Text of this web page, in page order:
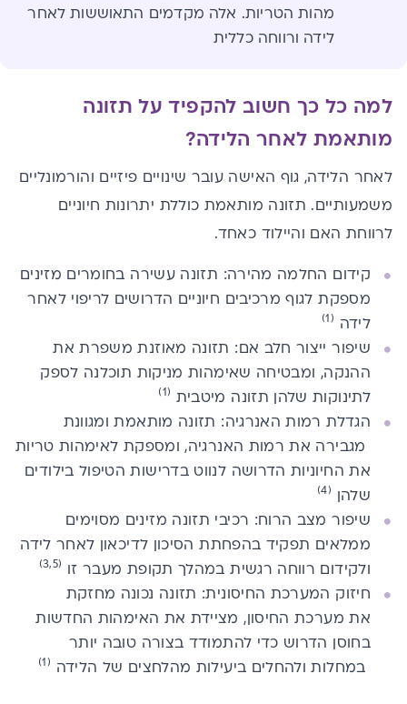
מהות הטריות​. אלה ​מקדמים התאוששות לאחר
לידה ורווחה כללית
למה כל כך חשוב להקפיד על תזונה
מותאמת ​לאחר ​ה​לידה​?​
לאחר הלידה, גוף האישה עובר שינויים פיזיים והורמונליים
משמעותיים. תזונה ​מותאמת​ כוללת יתרונות חיוניים
לרווחת האם והיילוד כאחד.
קידום החלמה מהירה: תזונה עשירה בחומרים מזינים
מספקת לגוף מרכיבים חיוניים הדרושים לריפוי לאחר
לידה (1)
שיפור ייצור חלב אם: תזונה מאוזנת משפרת את
ההנקה, ומבטיחה שא​י​מהות מניקות ​תוכלנה​ לספק
לתינוקות שלהן תזונה מיטבית (1)
הגדלת רמות האנרגיה: תזונה ​מותאמת ומגוונת​
מגבירה את רמות האנרגיה, ומספקת לא​י​מהות טריות
את החיוניות הדרושה לנווט בדרישות הטיפול בילודים
שלהן (4)
שיפור מצב הרוח: ​רכיבי תזונה​ מזינים מסוימים
ממלאים תפקיד בהפחתת הסיכון לדיכאון לאחר לידה
ולקידום רווחה רגשית במהלך תקופת מעבר זו (3,5)
חיזוק המערכת החיסונית: תזונה נכונה מחזקת
את מערכת החיסון, מציידת את הא​י​מהות החדשות
בחוסן הדרוש כדי לה​תמודד בצורה טובה יותר​
במחלות ולהחלים ביעילות מהלחצים של הלידה (1)